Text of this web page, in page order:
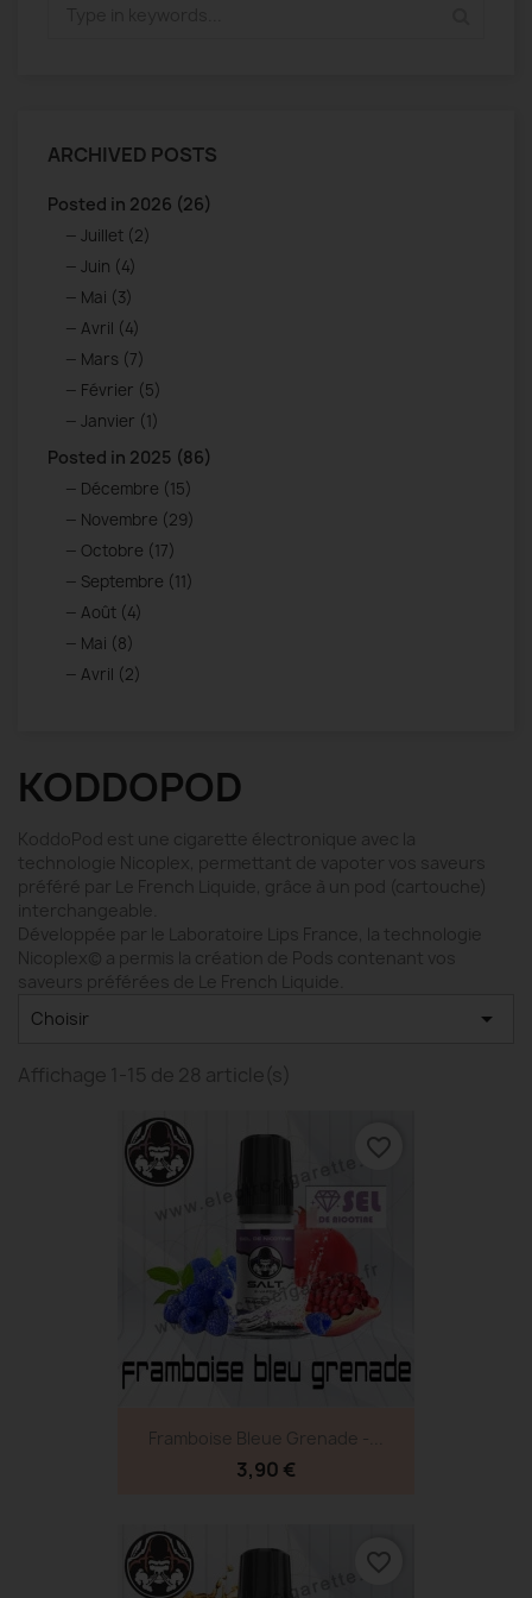
ARCHIVED POSTS
Posted in 2026 (26)
Juillet (2)
Juin (4)
Mai (3)
Avril (4)
Mars (7)
Février (5)
Janvier (1)
Posted in 2025 (86)
Décembre (15)
Novembre (29)
Octobre (17)
Septembre (11)
Août (4)
Mai (8)
Avril (2)
KODDOPOD
KoddoPod est une cigarette électronique avec la
technologie Nicoplex, permettant de vapoter vos saveurs
préféré par Le French Liquide, grâce à un pod (cartouche)
interchangeable.
Développée par le Laboratoire Lips France, la technologie
Nicoplex© a permis la création de Pods contenant vos
saveurs préférées de Le French Liquide.
Choisir

Affichage 1-15 de 28 article(s)
Framboise Bleue Grenade -...
3,90 €
favorite_border
favorite_border